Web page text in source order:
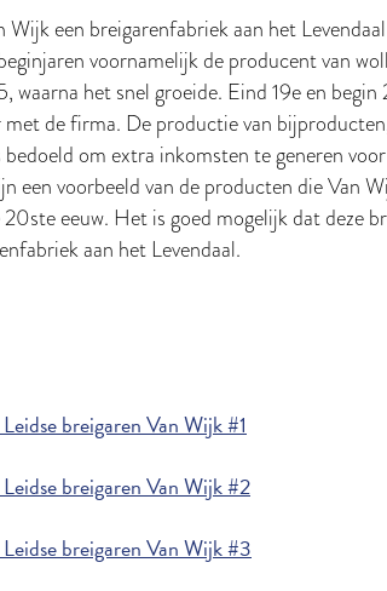
Wijk een breigarenfabriek aan het
voornamelijk de producent van
waarna het snel groeide. Eind 19e en begin
de firma. De productie van
bedoeld om extra inkomsten te generen
een voorbeeld van de producten die Van
eeuw. Het is goed mogelijk dat deze
aan het Levendaal.
breigaren Van Wijk #1
breigaren Van Wijk #2
breigaren Van Wijk #3